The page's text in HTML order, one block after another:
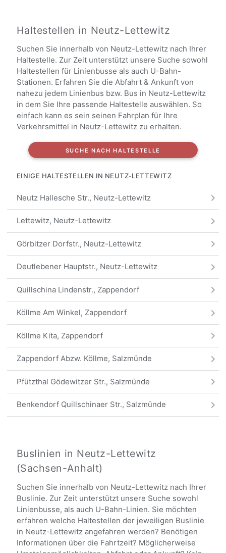
Haltestellen in Neutz-Lettewitz
Suchen Sie innerhalb von Neutz-Lettewitz nach Ihrer
Haltestelle. Zur Zeit unterstützt unsere Suche sowohl
Haltestellen für Linienbusse als auch U-Bahn-
Stationen. Erfahren Sie die Abfahrt & Ankunft von
nahezu jedem Linienbus bzw. Bus in Neutz-Lettewitz
in dem Sie Ihre passende Haltestelle auswählen. So
einfach kann es sein seinen Fahrplan für Ihre
Verkehrsmittel in Neutz-Lettewitz zu erhalten.
SUCHE NACH HALTESTELLE
EINIGE HALTESTELLEN IN NEUTZ-LETTEWITZ
Neutz Hallesche Str., Neutz-Lettewitz
Lettewitz, Neutz-Lettewitz
Görbitzer Dorfstr., Neutz-Lettewitz
Deutlebener Hauptstr., Neutz-Lettewitz
Quillschina Lindenstr., Zappendorf
Köllme Am Winkel, Zappendorf
Köllme Kita, Zappendorf
Zappendorf Abzw. Köllme, Salzmünde
Pfützthal Gödewitzer Str., Salzmünde
Benkendorf Quillschinaer Str., Salzmünde
Salzmünde Schloßberg, Salzatal
Alle Haltestellen
Buslinien in Neutz-Lettewitz
(Sachsen-Anhalt)
Suchen Sie innerhalb von Neutz-Lettewitz nach Ihrer
Buslinie. Zur Zeit unterstützt unsere Suche sowohl
Linienbusse, als auch U-Bahn-Linien. Sie möchten
erfahren welche Haltestellen der jeweiligen Buslinie
in Neutz-Lettewitz angefahren werden? Benötigen
Informationen über die Fahrtzeit? Möglicherweise